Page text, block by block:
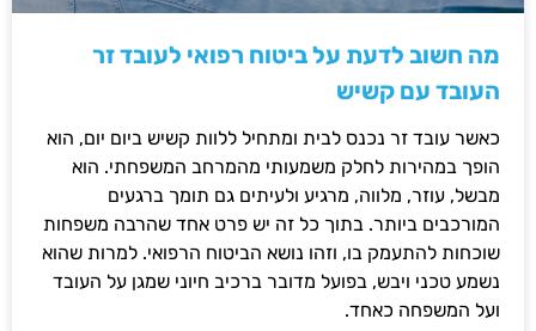
מה חשוב לדעת על ביטוח רפואי לעובד זר
העובד עם קשיש
כאשר עובד זר נכנס לבית ומתחיל ללוות קשיש ביום יום, הוא
הופך במהירות לחלק משמעותי מהמרחב המשפחתי. הוא
מבשל, עוזר, מלווה, מרגיע ולעיתים גם תומך ברגעים
המורכבים ביותר. בתוך כל זה יש פרט אחד שהרבה משפחות
שוכחות להתעמק בו, וזהו נושא הביטוח הרפואי. למרות שהוא
נשמע טכני ויבש, בפועל מדובר ברכיב חיוני שמגן על העובד
ועל המשפחה כאחד.